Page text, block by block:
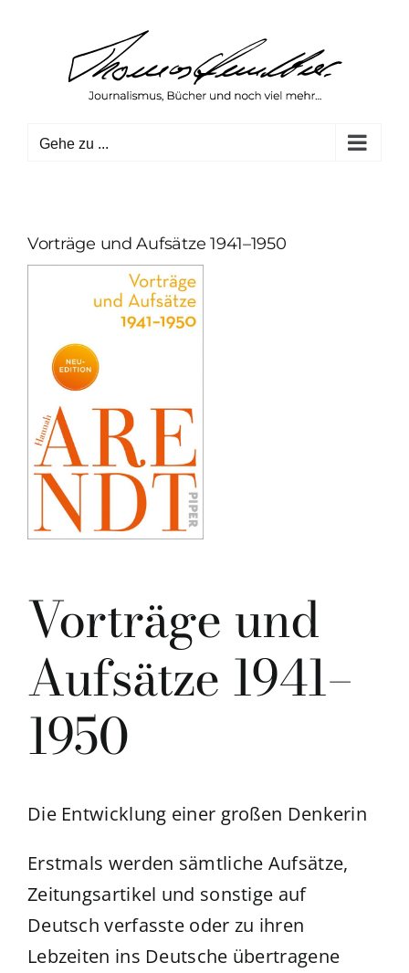
springen
Gehe zu ...
Vorträge und Aufsätze 1941–1950
Vorträge und
Aufsätze 1941–
1950
Die Entwicklung einer großen Denkerin
Erstmals werden sämtliche Aufsätze,
Zeitungsartikel und sonstige auf
Deutsch verfasste oder zu ihren
Lebzeiten ins Deutsche übertragene